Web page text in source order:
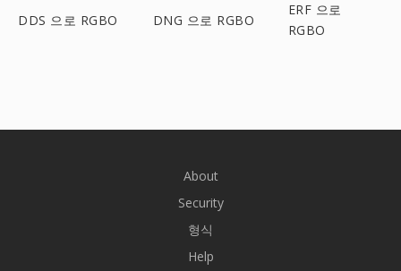
DDS 으로 RGBO DNG 으로 RGBO
ERF 으로
RGBO
About
Security
형식
Help